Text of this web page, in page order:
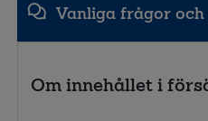
Vanliga frågor
Om innehållet i